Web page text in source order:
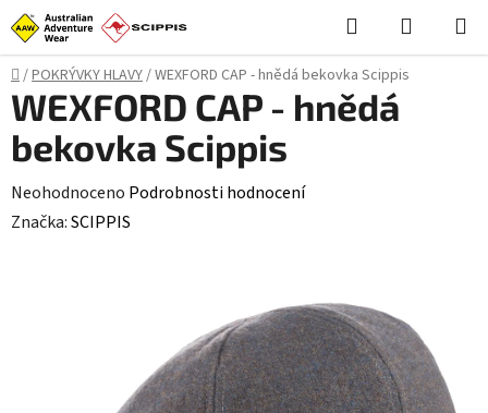
Přejít
na
obsah
Hledat
KOŠÍK
Domů
/POKRÝVKY HLAVY/WEXFORD CAP - hnědá bekovka Scippis
WEXFORD CAP - hnědá
bekovka Scippis
Průměrné
hodnocení
Neohodnoceno Podrobnosti hodnocení
Značka:SCIPPIS